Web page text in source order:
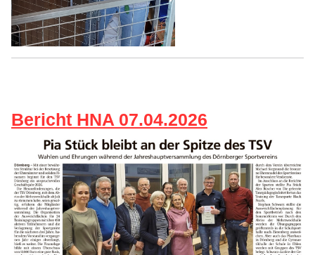
Bericht HNA 07.04.2026